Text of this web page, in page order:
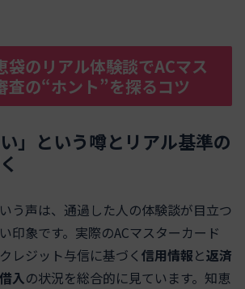
袋のリアル体験談でACマス
査の“ホント”を探るコツ
い」という噂とリアル基準の
う声は、通過した人の体験談が目立つ
印象です。実際のACマスターカード
レジット与信に基づく 信用情報と返済
入の状況を総合的に見ています。知恵